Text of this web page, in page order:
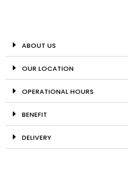
ABOUT US
OUR LOCATION
OPERATIONAL HOURS
BENEFIT
DELIVERY